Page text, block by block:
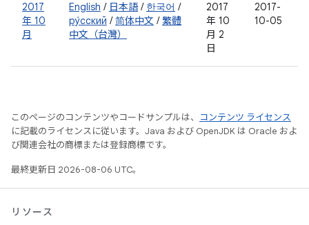
2017
年 10
月
English / 日本語/ 한국어 /
ру́сский /简体中文 / 繁體
中文（台灣）
2017
年 10
月 2
日
2017-
10-05
このページのコンテンツやコードサンプルは、
コンテンツ ライセンス
に記載のライセンスに従います。Java および OpenJDK は Oracle およ
び関連会社の商標または登録商標です。
最終更新日 2026-08-06 UTC。
リソース